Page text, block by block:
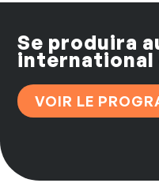
Se produira
international
VOIR LE